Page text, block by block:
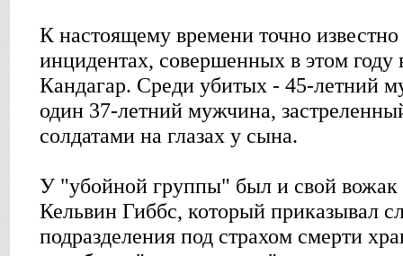
К настоящему времени точно
инцидентах, совершенных в этом
Кандагар. Среди убитых - 45-летний
один 37-летний мужчина,
солдатами на глазах у сына.
У "убойной группы" был и свой вожак
Кельвин Гиббс, который приказывал
подразделения под страхом смерти